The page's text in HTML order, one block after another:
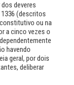
deveres
(descritos
ou na
a cinco vezes o
havendo
geral, por dois
deliberar